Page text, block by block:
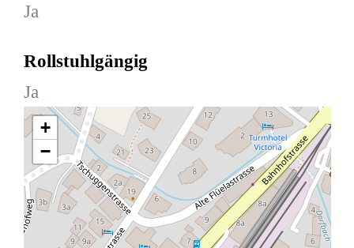
Ja
Rollstuhlgängig
Ja
+
−